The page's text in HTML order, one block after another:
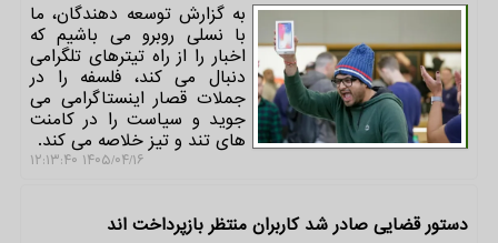
به گزارش توسعه دهندگان، ما
با نسلی روبرو می باشیم که
اخبار را از راه تیترهای تلگرامی
دنبال می کند، فلسفه را در
جملات قصار اینستاگرامی می
جوید و سیاست را در کامنت
های تند و تیز خلاصه می کند.
۱۴۰۵/۰۴/۱۶ ۱۲:۱۳:۴۰
دستور قضایی صادر شد کاربران منتظر بازپرداخت اند